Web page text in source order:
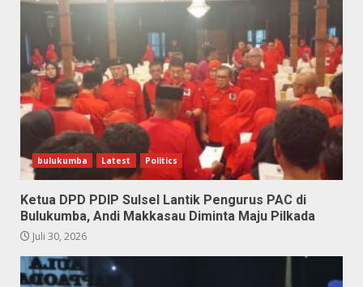
bulukumba Latest Politics
Ketua DPD PDIP Sulsel Lantik Pengurus PAC di
Bulukumba, Andi Makkasau Diminta Maju Pilkada
Juli 30, 2026